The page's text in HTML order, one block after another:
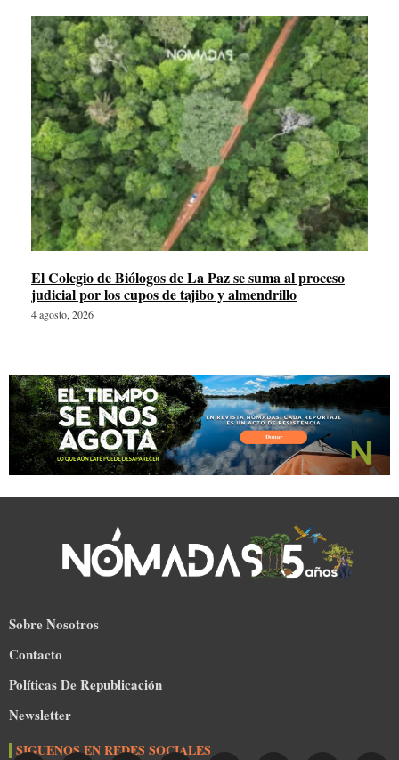
El Colegio de Biólogos de La Paz se suma al proceso
judicial por los cupos de tajibo y almendrillo
4 agosto, 2026
Sobre Nosotros
Contacto
Políticas De Republicación
Newsletter
SIGUENOS EN REDES SOCIALES